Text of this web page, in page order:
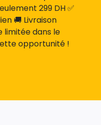
299 DH ✅
🚚 Livraison
limitée dans le
opportunité !